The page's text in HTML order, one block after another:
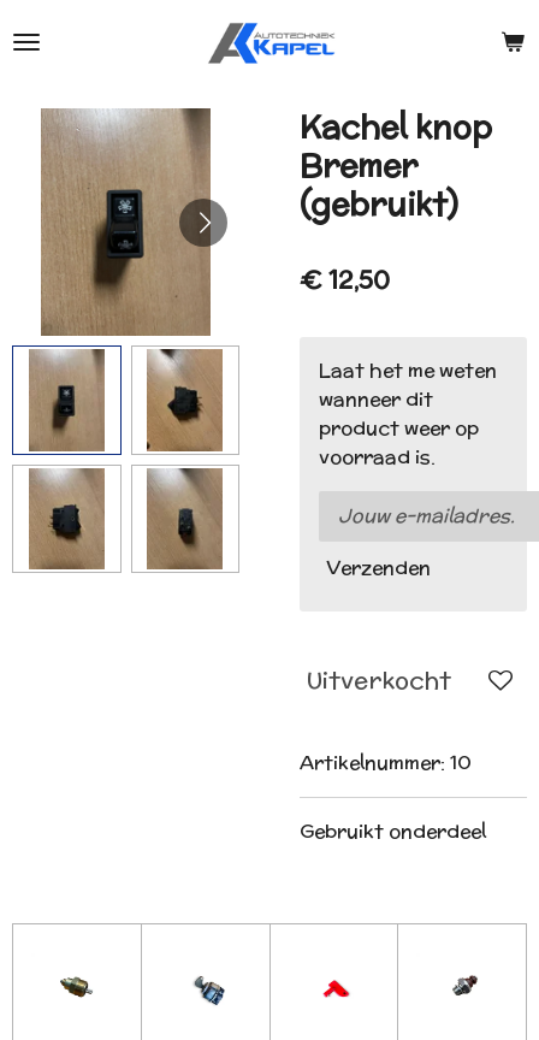
direct
hoofdinhoud
Kachel knop
Bremer
(gebruikt)
€ 12,50
Laat het me weten
wanneer dit
product weer op
voorraad is.
Verzenden
Uitverkocht
Artikelnummer: 10
Gebruikt onderdeel